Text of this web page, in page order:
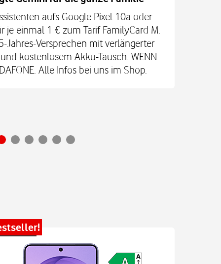
aufs Google Pixel 10a oder
je einmal 1 € zum Tarif FamilyCard M.
Jahres-Versprechen mit verlängerter
kostenlosem Akku-Tausch. WENN
Alle Infos bei uns im Shop.